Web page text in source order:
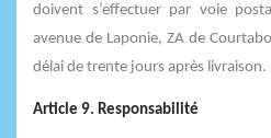
doivent s’effectuer par voie
avenue de Laponie, ZA de
délai de trente jours après livraison.
Article 9. Responsabilité